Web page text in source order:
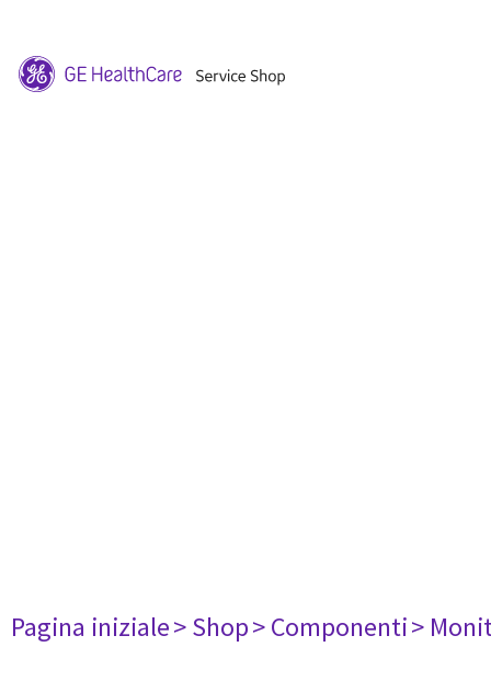
Pagina iniziale> Shop> Componenti>